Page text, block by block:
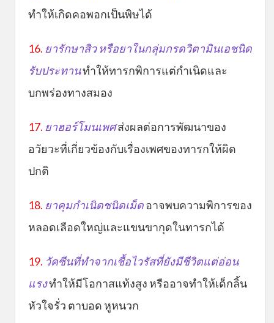
ทำให้เกิดคอพอกเป็นพิษได้
16. ยารักษาสิวหรือยาในกลุ่มกรดวิตามินเอชนิด
รับประทานทำให้ทารกพิการแต่กำเนิดและ
บกพร่องทางสมอง
17. ยาฮอร์โมนเพศส่งผลต่อการพัฒนาของ
อวัยวะที่เกี่ยวข้องกับเรื่องเพศของทารกให้ผิด
ปกติ
18. ยาคุมกำเนิดชนิดเม็ดอาจพบความพิการของ
หลอดเลือดใหญ่และแขนขากุดในทารกได้
19. วัคซีนที่ทำจากเชื้อไวรัสที่ยังมีชีวิตแต่อ่อน
แรงทำให้มีโอกาสแท้งสูง หรืออาจทำให้เด็กลิ้น
หัวใจรั่ว ตาบอด หูหนวก